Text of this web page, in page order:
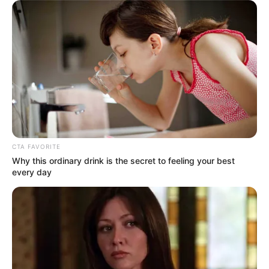
+Mulher encontra bilhete de loteria depois de jogá-lo no lixo e
ganha US$ 110 mil
O que (não) comer durante a menstruação.
Gratificação de Final de ano: saiba como garantir o
pagamento da 14ª parcela (Incentivo Financeiro Adicional)!
Cada agente comunitário de saúde e agente de combate às
endemias possuem o direito ao recebimento do valor de R$
CTA FAVORITE
Why this ordinary drink is the secret to feeling your best
every day